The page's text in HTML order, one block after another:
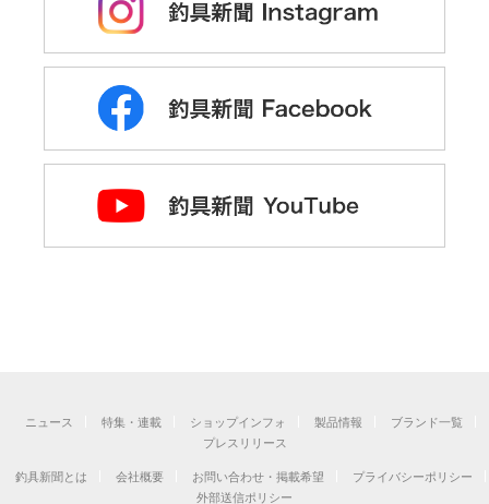
ニュース 特集・連載 ショップインフォ 製品情報
ブランド一覧
プレスリリース
釣具新聞とは
会社概要 お問い合わせ・掲載希望
プライバシーポリシー
外部送信ポリシー